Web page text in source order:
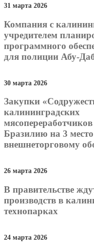
31 марта 2026
Компания с
учредителем
программного
для полиции Абу-
30 марта 2026
Закупки
калининградских
Бразилию на 3
внешнеторговому
26 марта 2026
В правительстве
производств в
технопарках
24 марта 2026